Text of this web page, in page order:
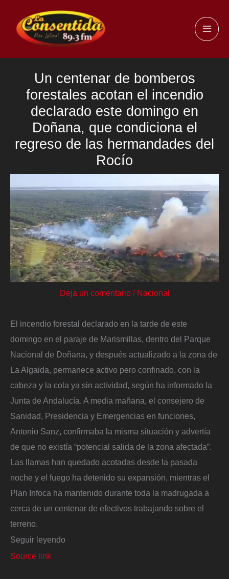
contenido
Un centenar de bomberos
forestales acotan el incendio
declarado este domingo en
Doñana, que condiciona el
regreso de las hermandades del
Rocío
Deja un comentario / Nacional
El incendio forestal declarado en la tarde de este
domingo en el paraje de Marismillas, dentro del Parque
Nacional de Doñana, y después actualizado a la zona de
La Algaida, permanece activo pero confinado, con la
cabeza y la cola ya sin actividad, según ha informado la
Junta de Andalucía. A media mañana, el consejero de
Sanidad, Presidencia y Emergencias en funciones,
Antonio Sanz, confirmaba la misma situación y advertía
de que no existía “potencial salida de la zona afectada”.
Las llamas han quedado acotadas desde la pasada
noche y el fuego ha detenido su expansión, mientras el
Plan Infoca ha mantenido durante toda la madrugada a
cerca de un centenar de efectivos trabajando sobre el
terreno.
Seguir leyendo
Source link